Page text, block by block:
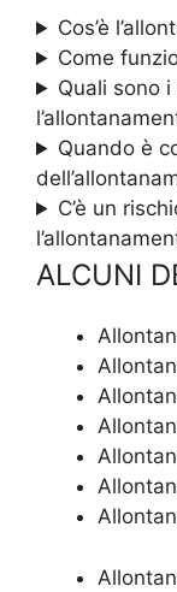
Cos’è
Come
Quali sono
Quando è
C’è un
ALCUNI